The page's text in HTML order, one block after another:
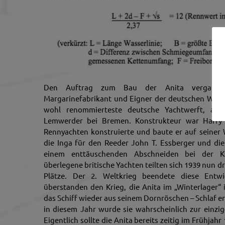
Den Auftrag zum Bau der Anita vergab
Margarinefabrikant und Eigner der deutschen
wohl renommierteste deutsche Yachtwerft, an
Lemwerder bei Bremen. Konstrukteur war Harry
Rennyachten konstruierte und baute er auf seiner
die Inga für den Reeder John T. Essberger und
einem enttäuschenden Abschneiden bei der
überlegene britische Yachten teilten sich 1939 nun
Plätze. Der 2. Weltkrieg beendete diese
überstanden den Krieg, die Anita im „Winterlager“
das Schiff wieder aus seinem Dornröschen – Schlaf
in diesem Jahr wurde sie wahrscheinlich zur
Eigentlich sollte die Anita bereits zeitig im Frühjahr